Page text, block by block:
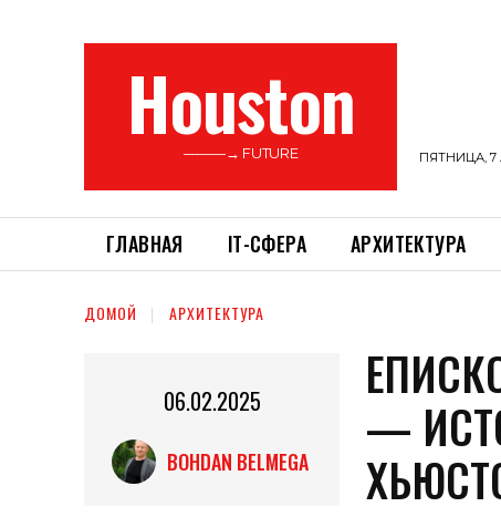
Houston
———→ FUTURE ПЯТНИЦА, 7
ГЛАВНАЯ ІТ-СФЕРА АРХИТЕКТУРА
ДОМОЙ АРХИТЕКТУРА
06.02.2025
BOHDAN BELMEGA
—